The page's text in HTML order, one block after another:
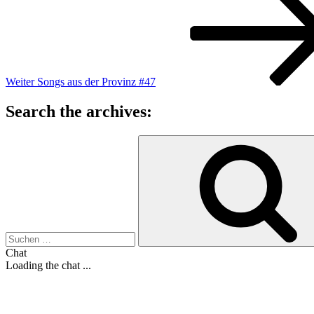
Weiter Songs aus der Provinz #47
Search the archives:
Chat
Loading the chat ...